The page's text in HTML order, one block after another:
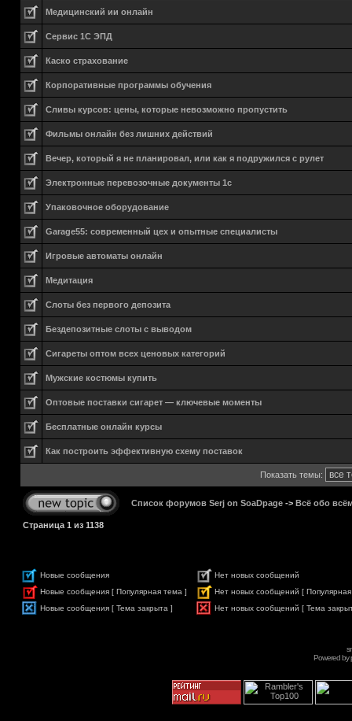
Медицинский ии онлайн
Сервис 1С ЭПД
Каско страхование
Корпоративные программы обучения
Сливы курсов: цены, которые невозможно пропустить
Фильмы онлайн без лишних действий
Вечер, который я не планировал, или как я подружился с рулет
Электронные перевозочные документы 1с
Упаковочное оборудование
Garage55: современный цех и опытные специалисты
Игровые автоматы онлайн
Медитация
Слоты без первого депозита
Бездепозитные слоты с выводом
Сигареты оптом всех ценовых категорий
Мужские костюмы купить
Оптовые поставки сигарет — ключевые моменты
Бесплатные онлайн курсы
Как построить эффективную схему поставок
Показать темы:
Список форумов Serj on SoaDpage -> Всё обо
Страница 1 из 1138
Новые сообщения
Нет новых сообщений
Новые сообщения [ Популярная тема ]
Нет новых сообщений [
Новые сообщения [ Тема закрыта ]
Нет новых сообщений [ Тема
Powered by